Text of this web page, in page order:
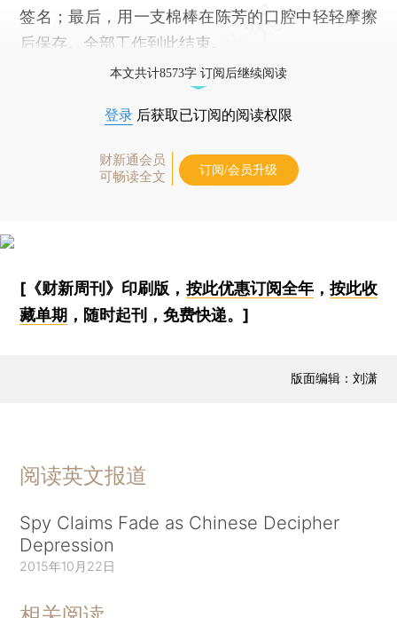
签名；最后，用一支棉棒在陈芳的口腔中轻轻摩擦
后保存。全部工作到此结束。
本文共计8573字 订阅后继续阅读
登录 后获取已订阅的阅读权限
财新通会员
可畅读全文
订阅/会员升级
[《财新周刊》印刷版， 按此优惠订阅全年， 按此收
藏单期 ，随时起刊，免费快递。]
版面编辑：刘潇
阅读英文报道
Spy Claims Fade as Chinese Decipher
Depression
2015年10月22日